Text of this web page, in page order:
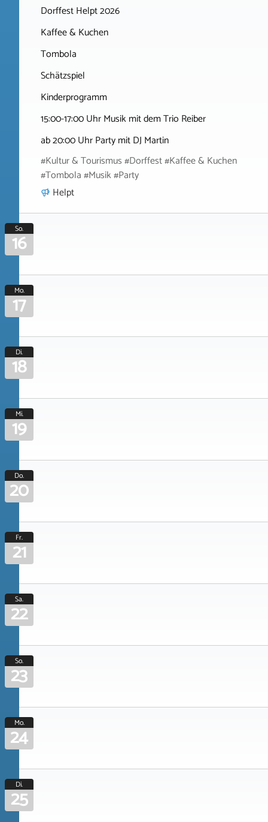
Dorffest Helpt 2026
Kaffee & Kuchen
Tombola
Schätzspiel
Kinderprogramm
15:00-17:00 Uhr Musik mit dem Trio Reiber
ab 20:00 Uhr Party mit DJ Martin
#Kultur & Tourismus #Dorffest #Kaffee & Kuchen
#Tombola #Musik #Party
Helpt
So.
16
Mo.
17
Di.
18
Mi.
19
Do.
20
Fr.
21
Sa.
22
So.
23
Mo.
24
Di.
25